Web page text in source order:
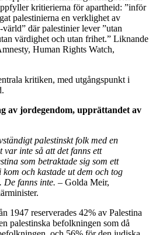
kritierierna för apartheid: ”inför
palestinierna en verklighet av
där palestinier lever ”utan
värdighet och utan frihet.” Liknande
Human Rights Watch,
kritiken, med utgångspunkt i
av jordegendom, upprättandet av
palestinskt folk med en
inte så att det fanns ett
som betraktade sig som ett
och kastade ut dem och tog
De fanns inte. – Golda Meir,
1947 reserverades 42% av Palestina
palestinska befolkningen som då